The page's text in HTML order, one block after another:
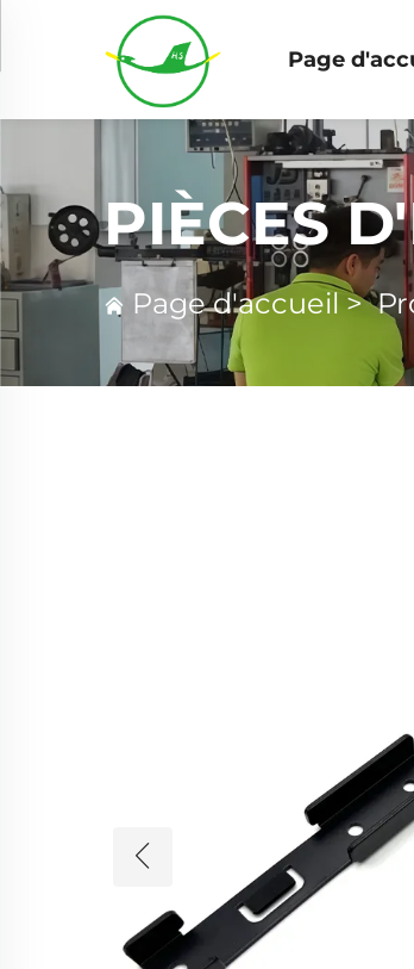
Page
PIÈCES
Page d'accueil >